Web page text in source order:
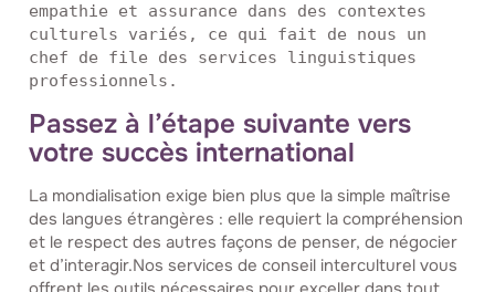
empathie et assurance dans des contextes
culturels variés, ce qui fait de nous un
chef de file des services linguistiques
professionnels.
Passez à l’étape suivante vers
votre succès international
La mondialisation exige bien plus que la simple maîtrise
des langues étrangères : elle requiert la compréhension
et le respect des autres façons de penser, de négocier
et d’interagir.Nos services de conseil interculturel vous